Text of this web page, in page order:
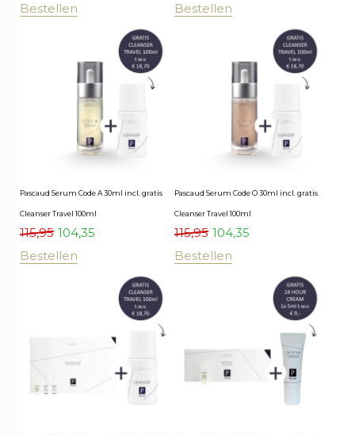
Bestellen
Bestellen
Pascaud Serum Code A 30ml incl. gratis
Cleanser Travel 100ml
115,95 104,35
Bestellen
Pascaud Serum Code O 30ml incl. gratis
Cleanser Travel 100ml
115,95 104,35
Bestellen